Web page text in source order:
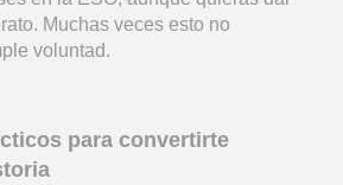
Muchas veces esto no
voluntad.
para convertirte